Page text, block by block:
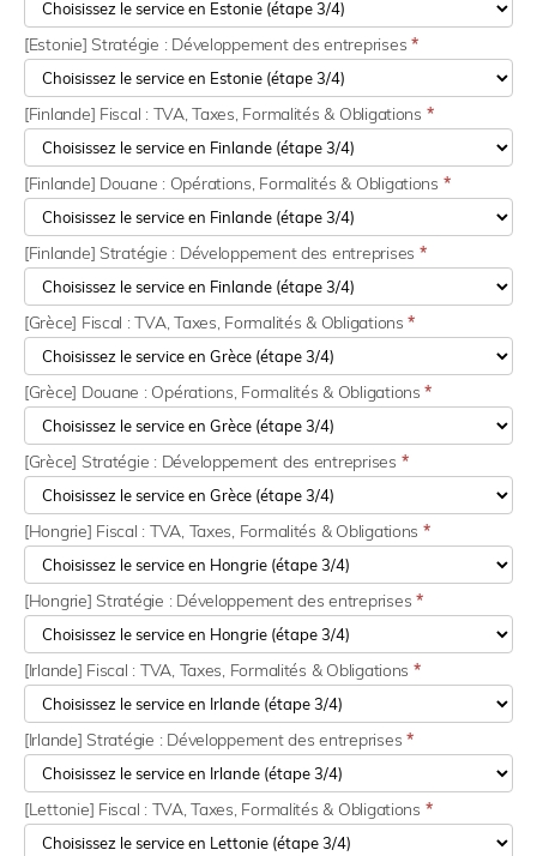
[Estonie] Stratégie : Développement des entreprises *
[Finlande] Fiscal : TVA, Taxes, Formalités & Obligations *
[Finlande] Douane : Opérations, Formalités & Obligations *
[Finlande] Stratégie : Développement des entreprises *
[Grèce] Fiscal : TVA, Taxes, Formalités & Obligations*
[Grèce] Douane : Opérations, Formalités & Obligations*
[Grèce] Stratégie : Développement des entreprises *
[Hongrie] Fiscal : TVA, Taxes, Formalités & Obligations *
[Hongrie] Stratégie : Développement des entreprises *
[Irlande] Fiscal : TVA, Taxes, Formalités & Obligations *
[Irlande] Stratégie : Développement des entreprises *
[Lettonie] Fiscal : TVA, Taxes, Formalités & Obligations *